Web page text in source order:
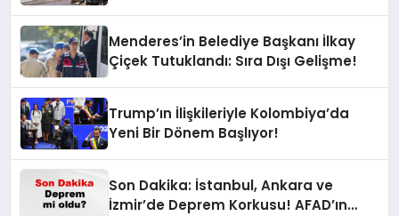
Menderes’in Belediye Başkanı İlkay
Çiçek Tutuklandı: Sıra Dışı Gelişme!
Trump’ın İlişkileriyle Kolombiya’da
Yeni Bir Dönem Başlıyor!
Son Dakika: İstanbul, Ankara ve
İzmir’de Deprem Korkusu! AFAD’ın